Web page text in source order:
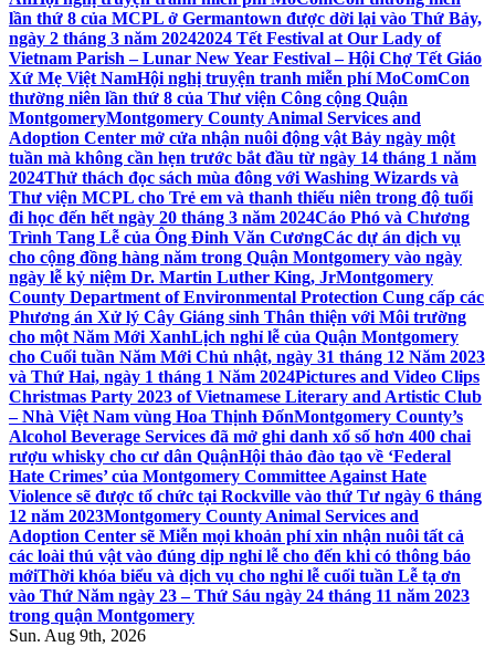
lần thứ 8 của MCPL ở Germantown được dời lại vào Thứ Bảy,
ngày 2 tháng 3 năm 20242024 Tết Festival at Our Lady of
Vietnam Parish – Lunar New Year Festival – Hội Chợ Tết Giáo
Xứ Mẹ Việt NamHội nghị truyện tranh miễn phí MoComCon
thường niên lần thứ 8 của Thư viện Công cộng Quận
MontgomeryMontgomery County Animal Services and
Adoption Center mở cửa nhận nuôi động vật Bảy ngày một
tuần mà không cần hẹn trước bắt đầu từ ngày 14 tháng 1 năm
2024Thử thách đọc sách mùa đông với Washing Wizards và
Thư viện MCPL cho Trẻ em và thanh thiếu niên trong độ tuổi
đi học đến hết ngày 20 tháng 3 năm 2024Cáo Phó và Chương
Trình Tang Lễ của Ông Đinh Văn CươngCác dự án dịch vụ
cho cộng đồng hàng năm trong Quận Montgomery vào ngày
ngày lễ kỷ niệm Dr. Martin Luther King, JrMontgomery
County Department of Environmental Protection Cung cấp các
Phương án Xử lý Cây Giáng sinh Thân thiện với Môi trường
cho một Năm Mới XanhLịch nghỉ lễ của Quận Montgomery
cho Cuối tuần Năm Mới Chủ nhật, ngày 31 tháng 12 Năm 2023
và Thứ Hai, ngày 1 tháng 1 Năm 2024Pictures and Video Clips
Christmas Party 2023 of Vietnamese Literary and Artistic Club
– Nhà Việt Nam vùng Hoa Thịnh ĐốnMontgomery County’s
Alcohol Beverage Services đã mở ghi danh xổ số hơn 400 chai
rượu whisky cho cư dân QuậnHội thảo đào tạo về ‘Federal
Hate Crimes’ của Montgomery Committee Against Hate
Violence sẽ được tổ chức tại Rockville vào thứ Tư ngày 6 tháng
12 năm 2023Montgomery County Animal Services and
Adoption Center sẽ Miễn mọi khoản phí xin nhận nuôi tất cả
các loài thú vật vào đúng dịp nghỉ lễ cho đến khi có thông báo
mớiThời khóa biểu và dịch vụ cho nghỉ lễ cuối tuần Lễ tạ ơn
vào Thứ Năm ngày 23 – Thứ Sáu ngày 24 tháng 11 năm 2023
trong quận Montgomery
Sun. Aug 9th, 2026